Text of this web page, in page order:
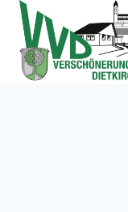
Zum
Inhalt
springen